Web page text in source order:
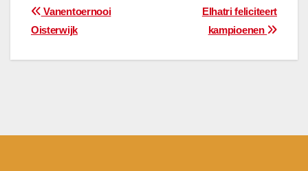
Bericht
navigatie
Elhatri feliciteert
kampioenen
Vanentoernooi
Oisterwijk